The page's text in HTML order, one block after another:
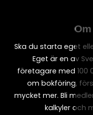
Ska du starta eget
Eget är en av
företagare med 100
om bokföring,
mycket mer. Bli
kalkyler och